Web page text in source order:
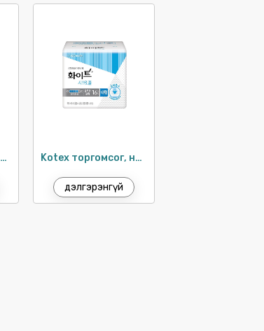
Kotex органик хөвөн зөөлөн өдөр тутам 17.5см / 18ш Kotex торгомсог, нимгэн ариун цэврийн хэрэглэл 26см / 16ш
дэлгэрэнгүй